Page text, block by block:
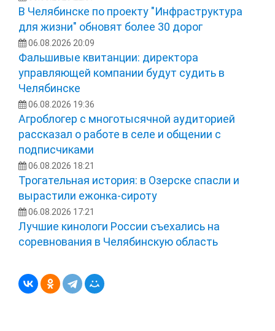
В Челябинске по проекту "Инфраструктура
для жизни" обновят более 30 дорог
06.08.2026 20:09
Фальшивые квитанции: директора
управляющей компании будут судить в
Челябинске
06.08.2026 19:36
Агроблогер с многотысячной аудиторией
рассказал о работе в селе и общении с
подписчиками
06.08.2026 18:21
Трогательная история: в Озерске спасли и
вырастили ежонка‑сироту
06.08.2026 17:21
Лучшие кинологи России съехались на
соревнования в Челябинскую область